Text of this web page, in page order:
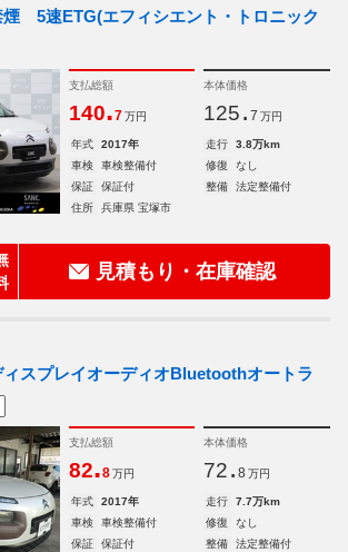
煙 5速ETG(エフィシエント・トロニック
支払総額
140.7 万円
本体価格
125. 7 万円
年式 2017年 走行
3.8万km
車検
車検整備付 修復
なし
保証
保証付 整備
法定整備付
住所
兵庫県 宝塚市
見積もり・在庫確認
スプレイオーディオBluetoothオートラ
支払総額
82.8 万円
本体価格
72. 8 万円
年式 2017年 走行
7.7万km
車検
車検整備付 修復
なし
保証
保証付 整備
法定整備付